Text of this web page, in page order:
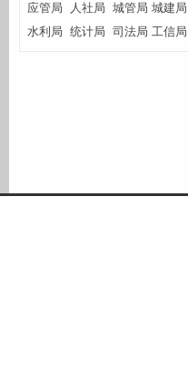
应管局
人社局 城管局 城建局
水利局 统计局 司法局 工信局